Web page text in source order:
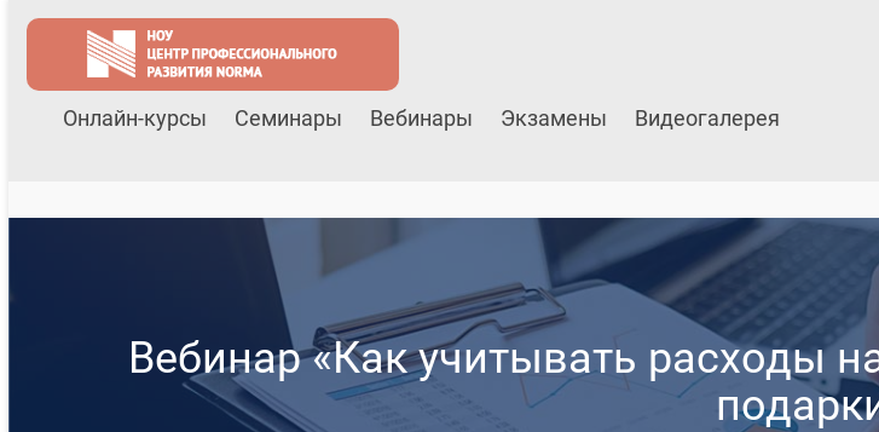
Онлайн-курсы Семинары Вебинары Экзамены Видеогалерея
Вебинар «Как учитывать расходы